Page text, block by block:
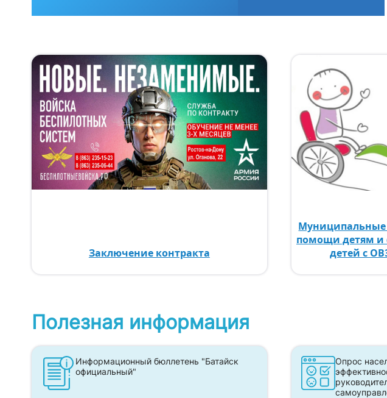
Заключение контракта
Муниципальные
помощи детям
детей с
Полезная информация
Информационный бюллетень "Батайск
официальный"
Опрос